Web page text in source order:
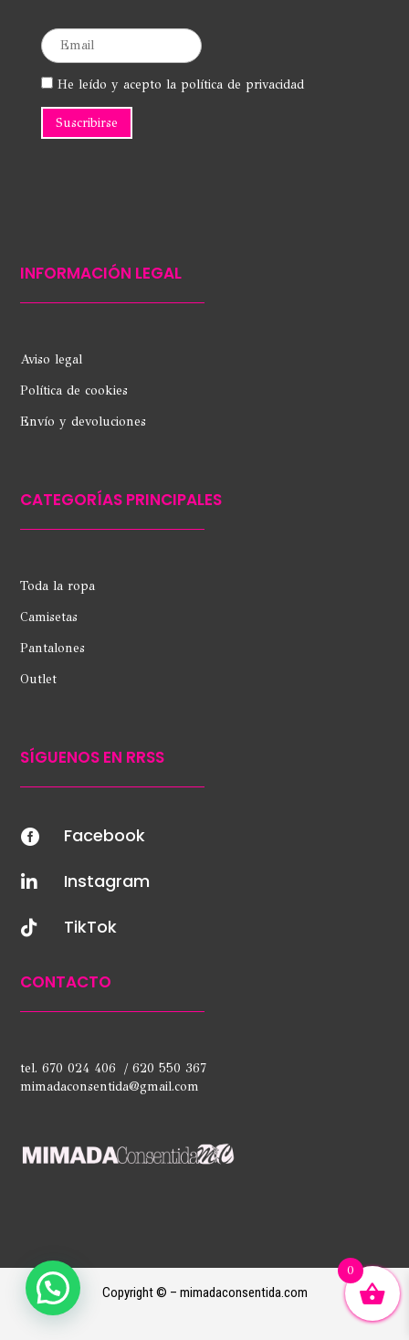
He leído y acepto la política de privacidad
INFORMACIÓN LEGAL
Aviso legal
Política de cookies
Envío y devoluciones
CATEGORÍAS PRINCIPALES
Toda la ropa
Camisetas
Pantalones
Outlet
SÍGUENOS EN RRSS
 Facebook
 Instagram
 TikTok
CONTACTO
tel. 670 024 406 / 620 550 367
mimadaconsentida@gmail.com
Copyright © – mimadaconsentida.com
0